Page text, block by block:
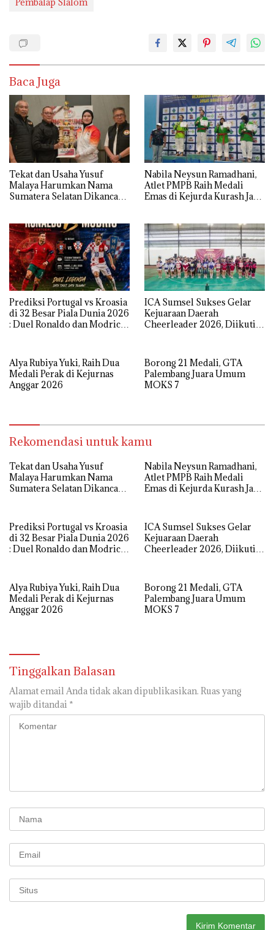
Pembalap Slalom
Baca Juga
Tekat dan Usaha Yusuf
Malaya Harumkan Nama
Sumatera Selatan Dikancah
Nabila Neysun Ramadhani,
Atlet PMPB Raih Medali
Emas di Kejurda Kurash Jawa
Prediksi Portugal vs Kroasia
di 32 Besar Piala Dunia 2026
: Duel Ronaldo dan Modric
ICA Sumsel Sukses Gelar
Kejuaraan Daerah
Cheerleader 2026, Diikuti
Alya Rubiya Yuki, Raih Dua
Medali Perak di Kejurnas
Anggar 2026
Borong 21 Medali, GTA
Palembang Juara Umum
MOKS 7
Rekomendasi untuk kamu
Tekat dan Usaha Yusuf
Malaya Harumkan Nama
Sumatera Selatan Dikancah
Nabila Neysun Ramadhani,
Atlet PMPB Raih Medali
Emas di Kejurda Kurash Jawa
Prediksi Portugal vs Kroasia
di 32 Besar Piala Dunia 2026
: Duel Ronaldo dan Modric
ICA Sumsel Sukses Gelar
Kejuaraan Daerah
Cheerleader 2026, Diikuti
Alya Rubiya Yuki, Raih Dua
Medali Perak di Kejurnas
Anggar 2026
Borong 21 Medali, GTA
Palembang Juara Umum
MOKS 7
Tinggalkan Balasan
Alamat email Anda tidak akan dipublikasikan. Ruas yang
wajib ditandai *